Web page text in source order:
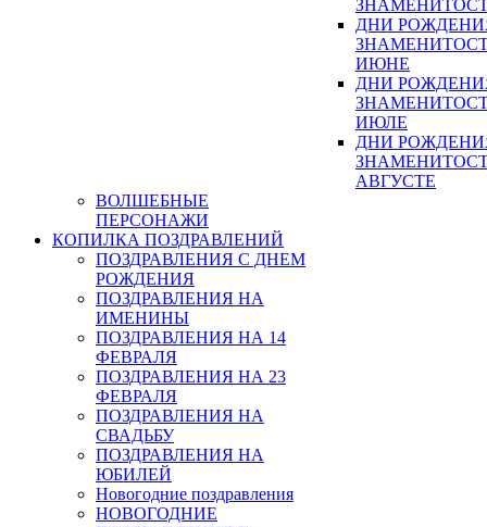
ДНИ
ИЮНЕ
ДНИ
ИЮЛЕ
ДНИ
АВГУСТЕ
ВОЛШЕБНЫЕ
ПЕРСОНАЖИ
КОПИЛКА ПОЗДРАВЛЕНИЙ
ПОЗДРАВЛЕНИЯ С ДНЕМ
РОЖДЕНИЯ
ПОЗДРАВЛЕНИЯ НА
ИМЕНИНЫ
ПОЗДРАВЛЕНИЯ НА 14
ФЕВРАЛЯ
ПОЗДРАВЛЕНИЯ НА 23
ФЕВРАЛЯ
ПОЗДРАВЛЕНИЯ НА
СВАДЬБУ
ПОЗДРАВЛЕНИЯ НА
ЮБИЛЕЙ
Новогодние поздравления
НОВОГОДНИЕ